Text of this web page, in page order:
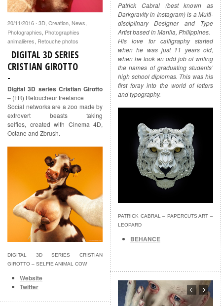
Patrick Cabral (best known as
Darkgravity in Instagram) is a Multi-
disciplinary Designer and Type
Artist based in Manila, Philippines.
His love for calligraphy started
when he was just 11 years old,
when he took an odd job of writing
the names of graduating students’
high school diplomas. This was his
first foray into the world of letters
and typography.
PATRICK CABRAL – PAPERCUTS ART –
LEOPARD
BEHANCE
20/11/2016 · 3D, Creation, News,
Photographies, Photographies
animalières, Retouche photos
DIGITAL 3D SERIES
CRISTIAN GIROTTO
Digital 3D series Cristian Girotto
– (FR) Retoucheur freelance
Social networks are a zoo made by
extrovert beasts taking
selfies, created with Cinema 4D,
Octane and Zbrush.
DIGITAL 3D SERIES CRISTIAN
GIROTTO – SELFIE ANIMAL COW
Website
Twitter